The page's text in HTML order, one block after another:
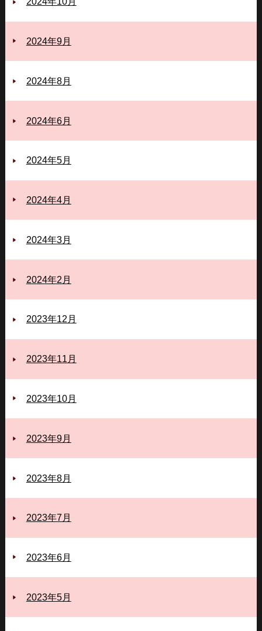
2024年9月
2024年8月
2024年6月
2024年5月
2024年4月
2024年3月
2024年2月
2023年12月
2023年11月
2023年10月
2023年9月
2023年8月
2023年7月
2023年6月
2023年5月